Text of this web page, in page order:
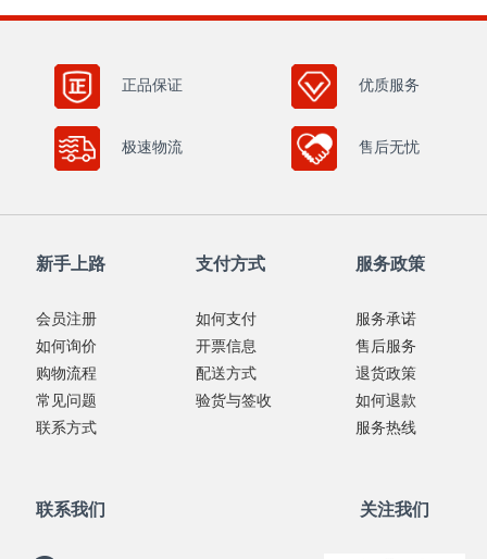
正品保证 优质服务
极速物流 售后无忧
新手上路
会员注册
如何询价
购物流程
常见问题
联系方式
支付方式
如何支付
开票信息
配送方式
验货与签收
服务政策
服务承诺
售后服务
退货政策
如何退款
服务热线
联系我们 关注我们